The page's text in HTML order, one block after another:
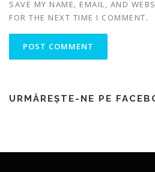
SAVE MY NAME, EMAIL, AND
FOR THE NEXT TIME I COMMENT.
URMĂREȘTE-NE PE